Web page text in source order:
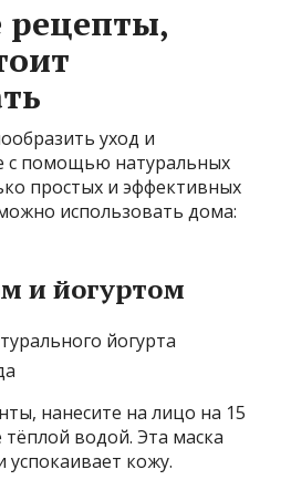
уход и
с помощью натуральных
простых и эффективных
использовать дома:
и йогуртом
йогурта
нанесите на лицо на 15
водой. Эта маска
успокаивает кожу.